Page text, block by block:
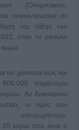
(Ολυμπιακού,
συγκεντρωτικά σε
της τάξης του
όταν το σύνολο
να χάνονται έως και
παράνομοι
Αν διακόψουν
οι τιμές των
20 ευρώ που είναι ο